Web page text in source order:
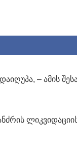
– ამის